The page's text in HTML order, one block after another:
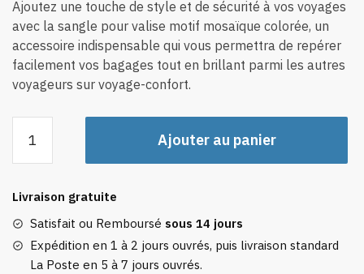
Ajoutez une touche de style et de sécurité à vos voyages
avec la sangle pour valise motif mosaïque colorée, un
accessoire indispensable qui vous permettra de repérer
facilement vos bagages tout en brillant parmi les autres
voyageurs sur voyage-confort.
Sangle
Valise
Motif
Mosaïque
Colorée
Ajouter au panier
Livraison gratuite
Satisfait ou Remboursé sous 14 jours
Expédition en 1 à 2 jours ouvrés, puis livraison standard
La Poste en 5 à 7 jours ouvrés.